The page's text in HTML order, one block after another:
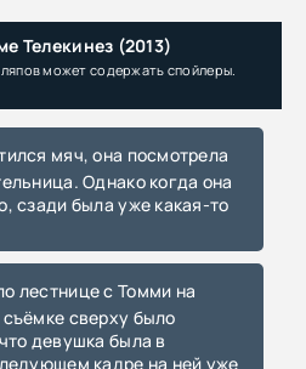
Телекинез (2013)
может содержать спойлеры.
Однако когда она
сзади была уже какая-то
сверху было
девушка была в
кадре на ней уже